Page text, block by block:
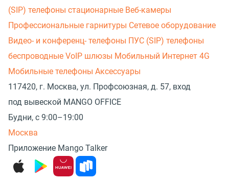
(SIP) телефоны стационарные Веб-камеры
Профессиональные гарнитуры Сетевое оборудование
Видео- и конференц- телефоны ПУС (SIP) телефоны
беспроводные VoIP шлюзы Мобильный Интернет 4G
Мобильные телефоны Аксессуары
117420, г. Москва, ул. Профсоюзная, д. 57, вход
под вывеской MANGO OFFICE
Будни, с 9:00–19:00
Москва
Приложение Mango Talker